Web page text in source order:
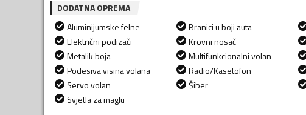
DODATNA OPREMA
Aluminijumske felne
Električni podizači
Metalik boja
Podesiva visina volana
Servo volan
Svjetla za maglu
Branici u boji auta
Krovni nosač
Multifunkcionalni volan
Radio/Kasetofon
Šiber